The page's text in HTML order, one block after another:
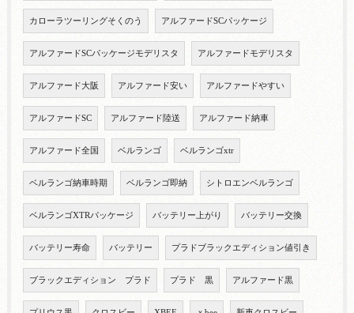
カローラツーリングそくのう アルファードSCパッケージ
アルファードSCパッケージモデリスタ アルファードモデリスタ
アルファード大阪 アルファード安い アルファードやすい
アルファードSC アルファード陸送 アルファード納車
アルファード全国 ベルランゴ ベルランゴxtr
ベルランゴ納車時期 ベルランゴ即納 シトロエンベルランゴ
ベルランゴXTRパッケージ バッテリー上がり バッテリー交換
バッテリー寿命 バッテリー プラドブラックエディション値引き
ブラックエディション プラド プラド 黒 アルファード黒